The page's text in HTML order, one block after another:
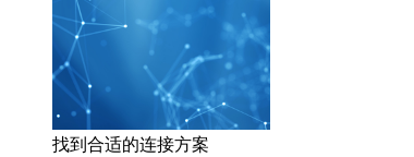
找到合适的连接方案